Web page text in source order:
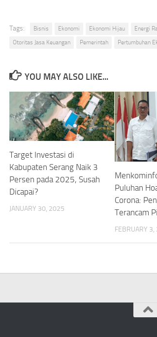
Tags: Bisnis Ekonomi Ekonomi Hijau Energi
Otoritas Jasa Keuangan
Pemerintah Pertumbuhan
YOU MAY ALSO LIKE...
Target Investasi di
Kabupaten Serang Naik 3
Persen pada 2025, Susah
Dicapai?
JANUARY 30, 2025
Puluhan
Corona:
Terancam
FEBRUARY